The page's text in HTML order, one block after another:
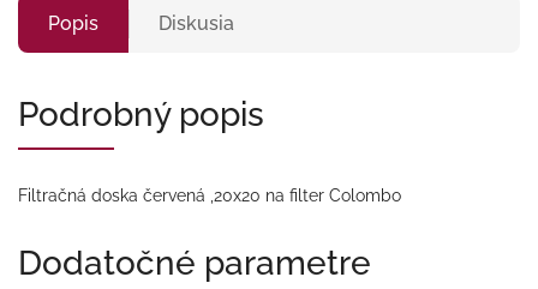
Popis Diskusia
Podrobný popis
Filtračná doska červená ,20x20 na filter Colombo
Dodatočné parametre